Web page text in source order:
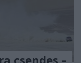
csendes –